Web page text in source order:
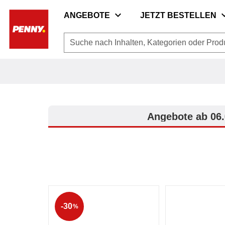
ANGEBOTE expand_more JETZT BESTELLEN
Suche nach Inhalten, Kategorien oder
Zur Startseite
Angebote ab
-30%